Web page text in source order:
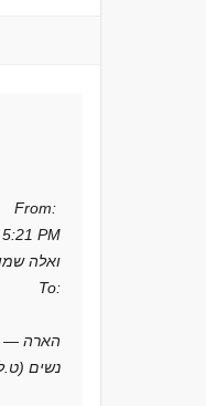
From:
PM
To:
נשים